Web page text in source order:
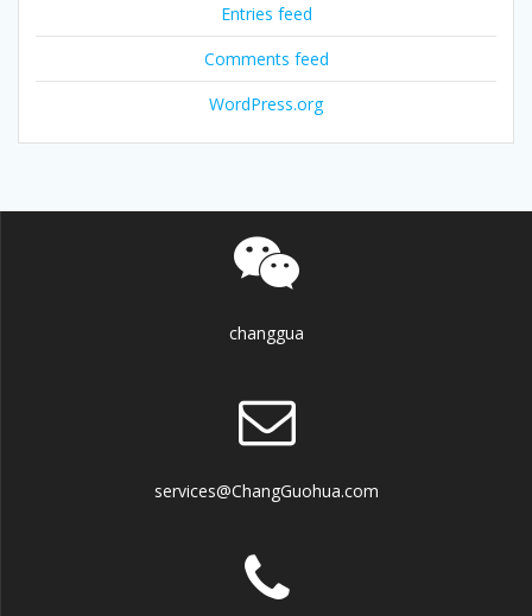
Entries feed
Comments feed
WordPress.org
changgua
services@ChangGuohua.com